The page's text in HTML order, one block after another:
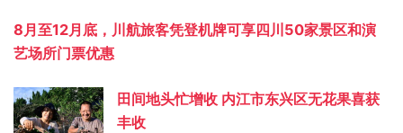
8月至12月底，川航旅客凭登机牌可享四川50家景区和演
艺场所门票优惠
田间地头忙增收 内江市东兴区无花果喜获
丰收